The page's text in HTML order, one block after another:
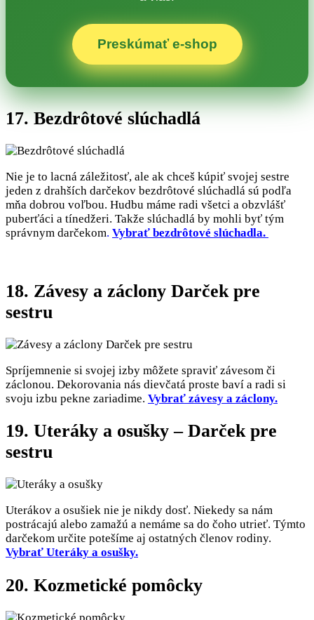
Preskúmať e‑shop
17. Bezdrôtové slúchadlá
Nie je to lacná záležitosť, ale ak chceš kúpiť svojej sestre
jeden z drahších darčekov bezdrôtové slúchadlá sú podľa
mňa dobrou voľbou. Hudbu máme radi všetci a obzvlášť
puberťáci a tínedžeri. Takže slúchadlá by mohli byť tým
správnym darčekom. Vybrať bezdrôtové slúchadla.
18. Závesy a záclony Darček pre
sestru
Spríjemnenie si svojej izby môžete spraviť závesom či
záclonou. Dekorovania nás dievčatá proste baví a radi si
svoju izbu pekne zariadime. Vybrať závesy a záclony.
19. Uteráky a osušky – Darček pre
sestru
Uterákov a osušiek nie je nikdy dosť. Niekedy sa nám
postrácajú alebo zamažú a nemáme sa do čoho utrieť. Týmto
darčekom určite potešíme aj ostatných členov rodiny.
Vybrať Uteráky a osušky.
20. Kozmetické pomôcky